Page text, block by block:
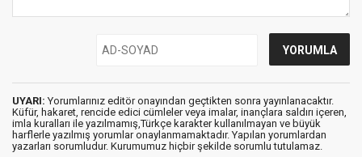
UYARI: Yorumlarınız editör onayından geçtikten sonra yayınlanacaktır.
Küfür, hakaret, rencide edici cümleler veya imalar, inançlara saldırı içeren,
imla kuralları ile yazılmamış,Türkçe karakter kullanılmayan ve büyük
harflerle yazılmış yorumlar onaylanmamaktadır. Yapılan yorumlardan
yazarları sorumludur. Kurumumuz hiçbir şekilde sorumlu tutulamaz.